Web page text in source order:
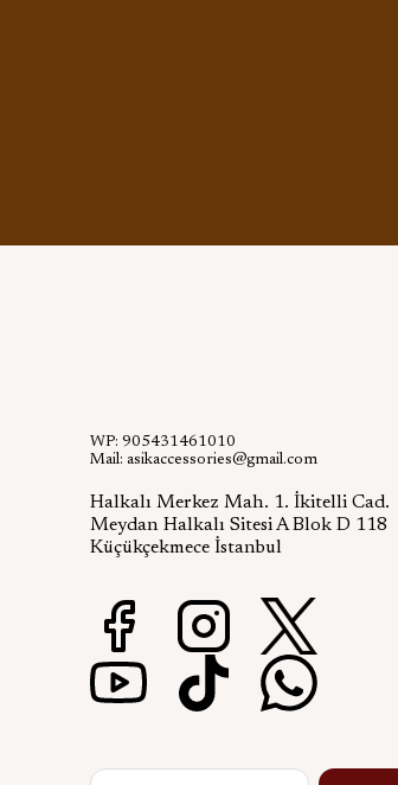
WP: 905431461010
Mail: asikaccessories@gmail.com
Halkalı Merkez Mah. 1. İkitelli Cad.
Meydan Halkalı Sitesi A Blok D 118
Küçükçekmece İstanbul